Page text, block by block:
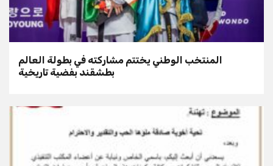
المنتخب الوطني يختتم مشاركته في بطولة العالم
بطشقند بفضية تاريخية